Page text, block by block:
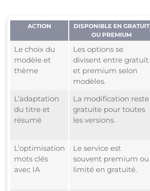
ACTION
DISPONIBLE EN GRATUIT
OU PREMIUM
Le choix du
modèle et
thème
Les options se
divisent entre gratuit
et premium selon
modèles.
L’adaptation
du titre et
résumé
La modification reste
gratuite pour toutes
les versions.
L’optimisation
mots clés
avec IA
Le service est
souvent premium ou
limité en gratuité.